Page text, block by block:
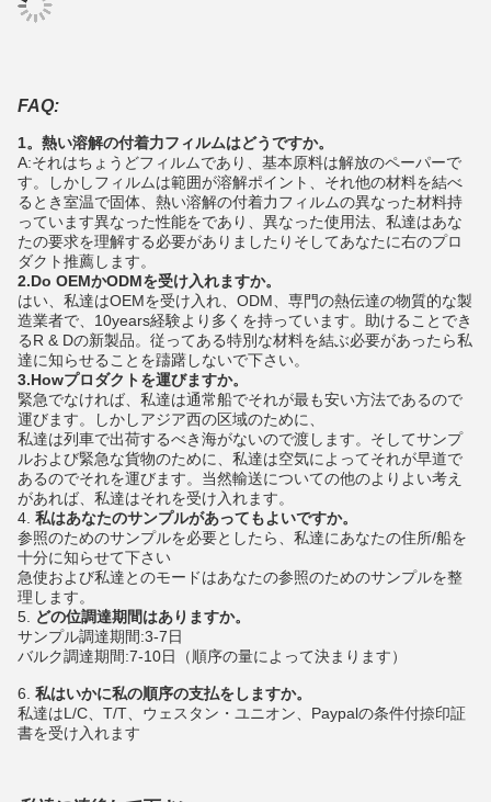
FAQ:
1。熱い溶解の付着力フィルムはどうですか。
A:それはちょうどフィルムであり、基本原料は解放のペーパーで
す。しかしフィルムは範囲が溶解ポイント、それ他の材料を結べ
るとき室温で固体、熱い溶解の付着力フィルムの異なった材料持
っています異なった性能をであり、異なった使用法、私達はあな
たの要求を理解する必要がありましたりそしてあなたに右のプロ
ダクト推薦します。
2.Do OEMかODMを受け入れますか。
はい、私達はOEMを受け入れ、ODM、専門の熱伝達の物質的な製
造業者で、10years経験より多くを持っています。助けることでき
るR & Dの新製品。従ってある特別な材料を結ぶ必要があったら私
達に知らせることを躊躇しないで下さい。
3.Howプロダクトを運びますか。
緊急でなければ、私達は通常船でそれが最も安い方法であるので
運びます。しかしアジア西の区域のために、
私達は列車で出荷するべき海がないので渡します。そしてサンプ
ルおよび緊急な貨物のために、私達は空気によってそれが早道で
あるのでそれを運びます。当然輸送についての他のよりよい考え
があれば、私達はそれを受け入れます。
4. 私はあなたのサンプルがあってもよいですか。
参照のためのサンプルを必要としたら、私達にあなたの住所/船を
十分に知らせて下さい
急使および私達とのモードはあなたの参照のためのサンプルを整
理します。
5.
どの位調達期間はありますか。
サンプル調達期間:3-7日
バルク調達期間:7-10日（順序の量によって決まります）
6. 私はいかに私の順序の支払をしますか。
私達はL/C、T/T、ウェスタン・ユニオン、Paypalの条件付捺印証
書を受け入れます